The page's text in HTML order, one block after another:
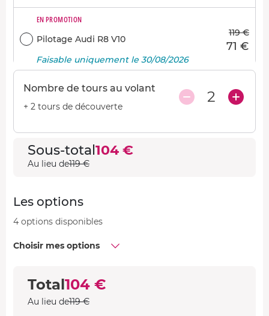
EN PROMOTION
Pilotage Audi R8 V10
119 €
71 €
Faisable uniquement le 30/08/2026
Nombre de tours au volant
+ 2 tours de découverte
2
Sous-total104 €
Au lieu de119 €
Les options
4 options disponibles
Choisir mes options
Total104 €
Au lieu de119 €